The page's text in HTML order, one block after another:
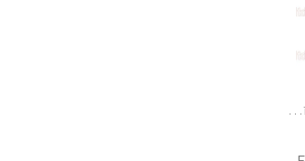
ZM 4009 שלט תואם לכל מזגני פמילי TCL LG האייר וסמסונג